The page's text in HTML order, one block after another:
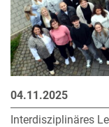
04.11.2025
Interdisziplinäres